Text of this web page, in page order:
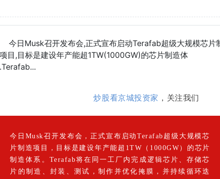
今日Musk召开发布会,正式宣布启动Terafab超级大规模芯片
目,目标是建设年产能超1TW(1000GW)的芯片制造体
炒股看京城投资家 ，关注我们
今日Musk召开发布会，正式宣布启动Terafab超级大规模芯
片制造项目，目标是建设年产能超1TW（1000GW）的芯片
制造体系。Terafab将在同一工厂内完成逻辑芯片、存储芯
片的制造、封装、测试，制作并优化掩膜，并持续循环迭